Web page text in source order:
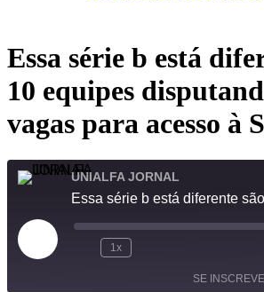
Essa série b está
10 equipes
vagas para acesso à
UNIALFA JORNAL
1x
SE